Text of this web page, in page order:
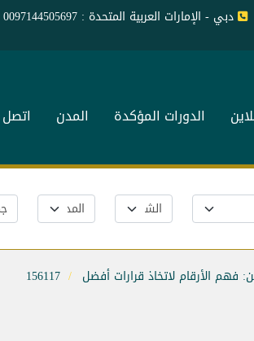
دبي - الإمارات العربية المتحدة : 0097144505697
الدورات المؤكدة المدن اتصل
فهم الأرقام لاتخاذ قرارات أفضل 156117